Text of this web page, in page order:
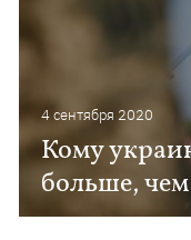
4 сентября 2020
Кому
больше,